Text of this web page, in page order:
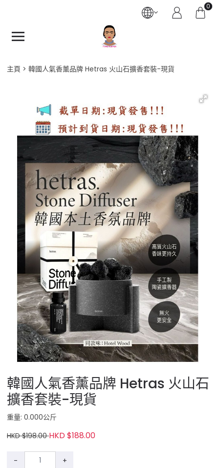
0
主頁 韓國人氣香薰品牌 Hetras 火山石擴香套裝-現貨
韓國人氣香薰品牌 Hetras 火山石
擴香套裝-現貨
重量: 0.000公斤
HKD $198.00HKD $188.00
- +